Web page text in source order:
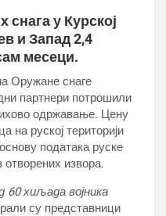
у Курској
и Запад 2,4
месеци.
Оружане снаге
партнери потрошили
одржавање. Цену
на руској територији
података руске
извора.
60 хиљада војника
су представници